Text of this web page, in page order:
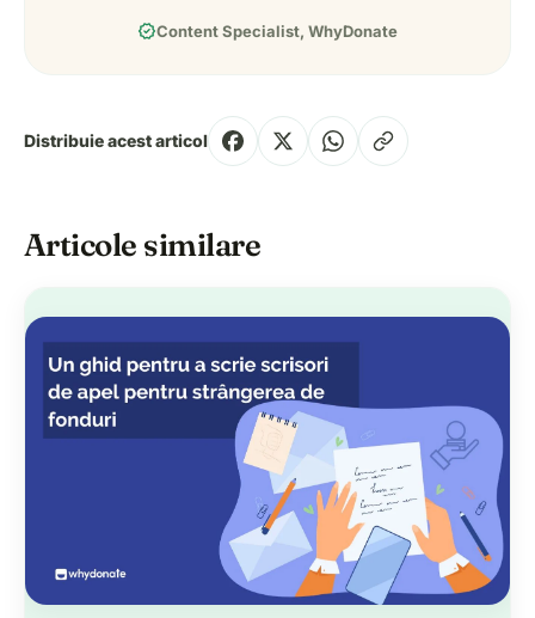
verifiedContent Specialist, WhyDonate
Distribuie acest articol
Articole similare